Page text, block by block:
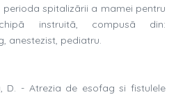
spitalizãrii a mamei pentru
instruitã, compusã din:
anestezist, pediatru.
D. - Atrezia de esofag si fistulele